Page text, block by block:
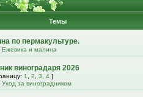
Темы
по пермакультуре.
Ежевика и малина
виноградаря 2026
1 2 3 4 ]
Уход за виноградником